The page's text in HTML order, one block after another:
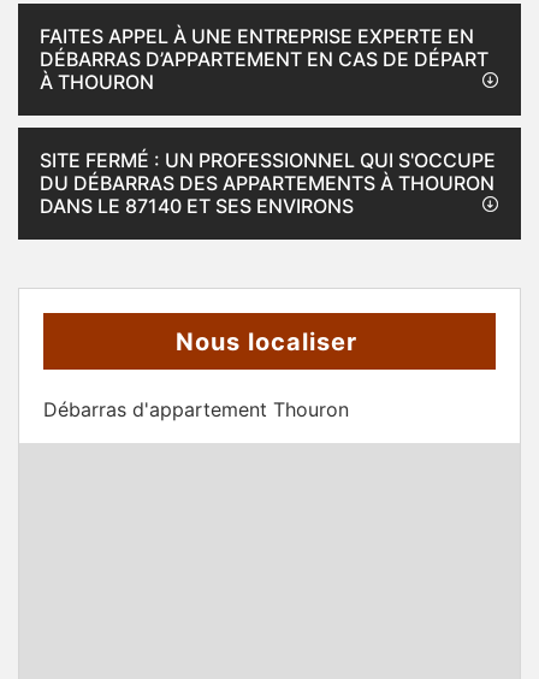
FAITES APPEL À UNE ENTREPRISE EXPERTE EN
DÉBARRAS D’APPARTEMENT EN CAS DE DÉPART
À THOURON
SITE FERMÉ : UN PROFESSIONNEL QUI S'OCCUPE
DU DÉBARRAS DES APPARTEMENTS À THOURON
DANS LE 87140 ET SES ENVIRONS
Nous localiser
Débarras d'appartement Thouron